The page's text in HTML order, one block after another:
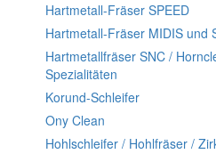
Hartmetall-Fräser SPEED
Hartmetall-Fräser MIDIS und
Hartmetallfräser SNC /
Spezialitäten
Korund-Schleifer
Ony Clean
Hohlschleifer / Hohlfräser /